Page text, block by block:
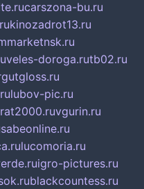
carszona-bu.ru
kinozadrot13.ru
veles-doroga.rutb02.ru
lubov-pic.ru
vgurin.ru
sabeonline.ru
lucomoria.ru
igro-pictures.ru
blackcountess.ru